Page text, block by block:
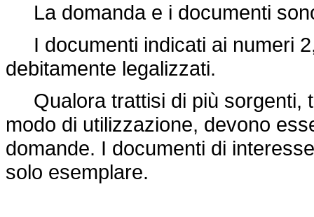
La domanda e i documenti
I documenti indicati ai numeri
debitamente legalizzati.
Qualora trattisi di più sorgenti,
modo di utilizzazione, devono
domande. I documenti di
solo esemplare.